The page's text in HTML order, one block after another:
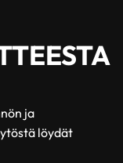
ja
löydät